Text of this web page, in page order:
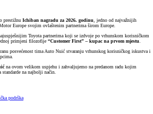
prestižnu Ichiban nagradu za 2026. godinu , jedno od najvažnijih
Europe svojim ovlaštenim partnerima širom Europe.
Toyota partnerima koji se izdvoje po vrhunskom korisničkom
primjeni filozofije “Customer First” – kupac na prvom mjestu
posvećenost tima Auto Nuić stvaranju vrhunskog korisničkog iskustva i
na ovom velikom uspjehu i zahvaljujemo na predanom radu kojim
na najbolji način.
podrška